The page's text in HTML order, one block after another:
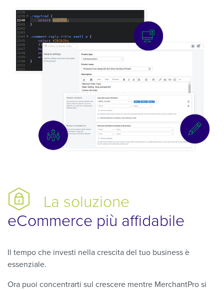
La soluzione
eCommerce più affidabile
Il tempo che investi nella crescita del tuo business è
essenziale.
Ora puoi concentrarti sul crescere mentre MerchantPro si